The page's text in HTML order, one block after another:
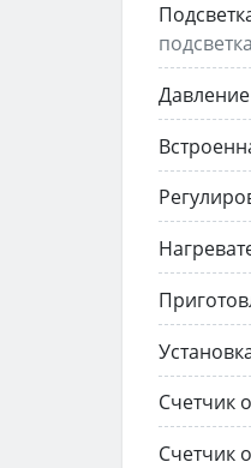
Счетчик
Счетчик